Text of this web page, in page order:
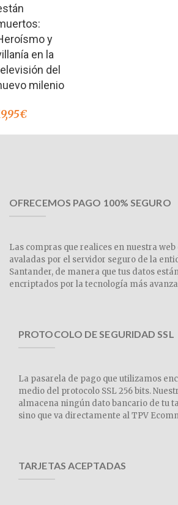
y
en la
del
milenio
€
OFRECEMOS PAGO 100% SEGURO
Las compras que realices en nuestra
avaladas por el servidor seguro de la
Santander, de manera que tus datos
encriptados por la tecnología más
PROTOCOLO DE SEGURIDAD SSL
La pasarela de pago que utilizamos
medio del protocolo SSL 256 bits.
almacena ningún dato bancario de tu
sino que va directamente al TPV
TARJETAS ACEPTADAS